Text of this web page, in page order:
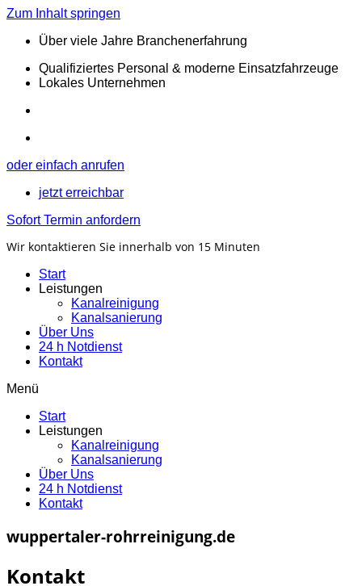
Zum Inhalt springen
Über viele Jahre Branchenerfahrung
Qualifiziertes Personal & moderne Einsatzfahrzeuge
Lokales Unternehmen
oder einfach anrufen
jetzt erreichbar
Sofort Termin anfordern
Wir kontaktieren Sie innerhalb von 15 Minuten
Start
Leistungen
Kanalreinigung
Kanalsanierung
Über Uns
24 h Notdienst
Kontakt
Menü
Start
Leistungen
Kanalreinigung
Kanalsanierung
Über Uns
24 h Notdienst
Kontakt
wuppertaler-rohrreinigung.de
Kontakt